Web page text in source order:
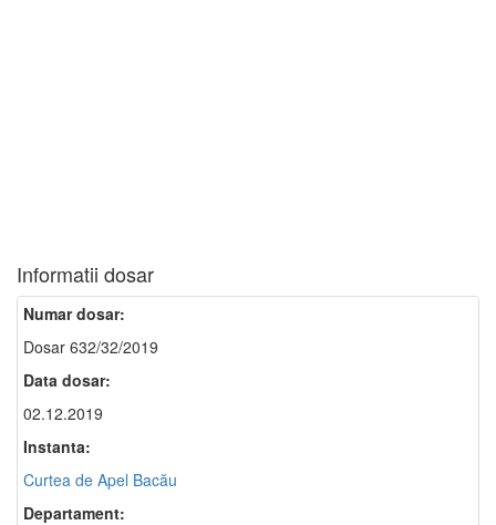
Informatii dosar
Numar dosar:
Dosar 632/32/2019
Data dosar:
02.12.2019
Instanta:
Curtea de Apel Bacău
Departament: